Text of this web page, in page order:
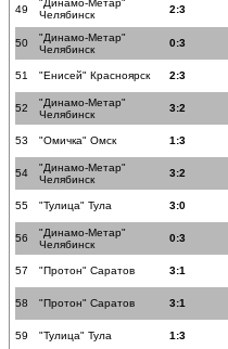
49
"Динамо-Метар"
Челябинск
2:3
50
"Динамо-Метар"
Челябинск
0:3
51 "Енисей" Красноярск 2:3
52
"Динамо-Метар"
Челябинск
3:2
53 "Омичка" Омск 1:3
54
"Динамо-Метар"
Челябинск
3:2
55 "Тулица" Тула 3:0
56
"Динамо-Метар"
Челябинск
0:3
57 "Протон" Саратов 3:1
58 "Протон" Саратов 3:1
59 "Тулица" Тула 1:3